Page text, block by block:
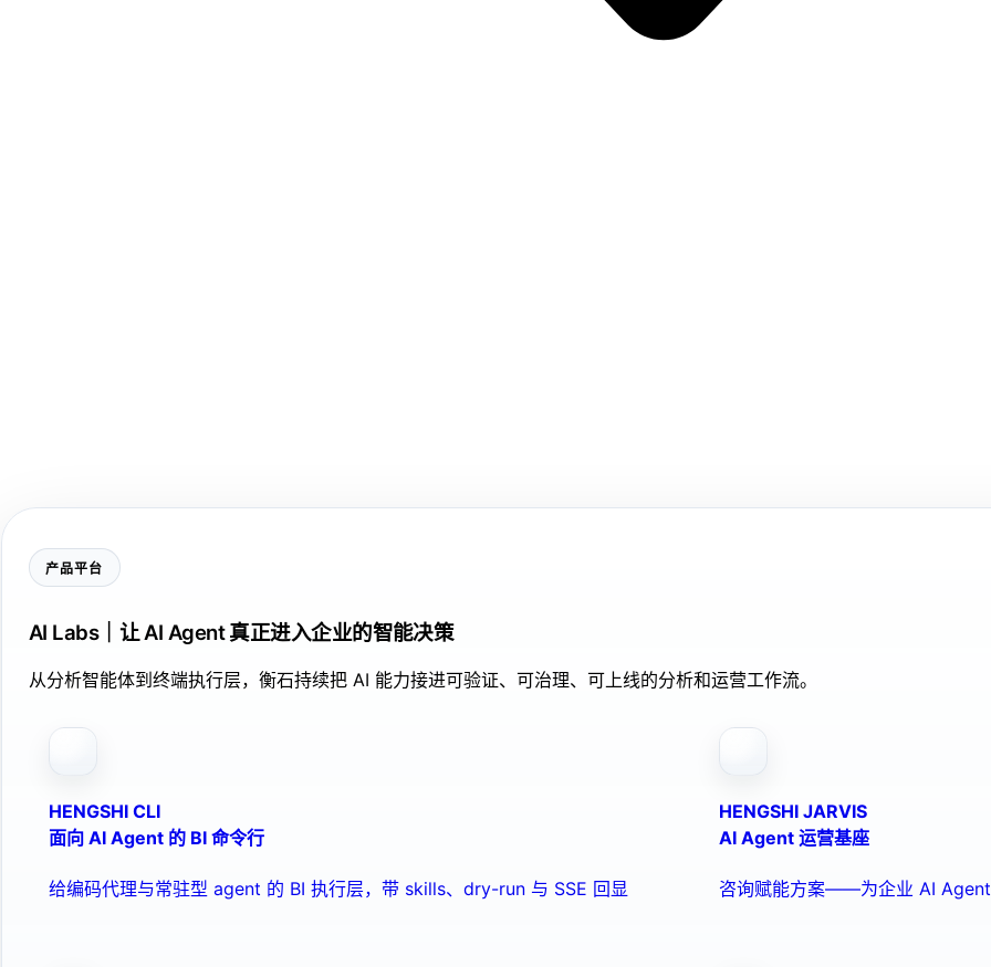
产品平台
AI Labs｜让 AI Agent 真正进入企业的智能决策
从分析智能体到终端执行层，衡石持续把 AI 能力接进可验证、可治理、可上线的分析和运营工作流。
HENGSHI CLI
面向 AI Agent 的 BI 命令行
给编码代理与常驻型 agent 的 BI 执行层，带 skills、dry-run 与 SSE 回显
HENGSHI JARVIS
AI Agent 运营基座
咨询赋能方案——为企业 AI Agent